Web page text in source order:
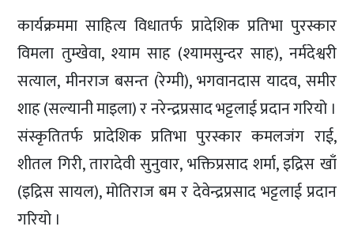
कार्यक्रममा साहित्य विधातर्फ प्रादेशिक प्रतिभा पुरस्कार
विमला तुम्खेवा, श्याम साह (श्यामसुन्दर साह), नर्मदेश्वरी
सत्याल, मीनराज बसन्त (रेग्मी), भगवानदास यादव, समीर
शाह (सल्यानी माइला) र नरेन्द्रप्रसाद भट्टलाई प्रदान गरियो ।
संस्कृतितर्फ प्रादेशिक प्रतिभा पुरस्कार कमलजंग राई,
शीतल गिरी, तारादेवी सुनुवार, भक्तिप्रसाद शर्मा, इद्रिस खाँ
(इद्रिस सायल), मोतिराज बम र देवेन्द्रप्रसाद भट्टलाई प्रदान
गरियो ।